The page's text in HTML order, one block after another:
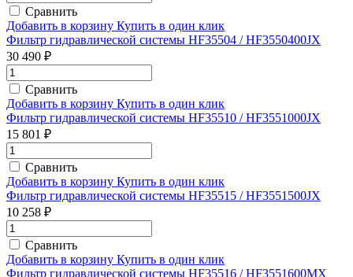
Сравнить
Добавить в корзину Купить в один клик
Фильтр гидравлической системы HF35504 / HF3550400JX
30 490 ₽
Сравнить
Добавить в корзину Купить в один клик
Фильтр гидравлической системы HF35510 / HF3551000JX
15 801 ₽
Сравнить
Добавить в корзину Купить в один клик
Фильтр гидравлической системы HF35515 / HF3551500JX
10 258 ₽
Сравнить
Добавить в корзину Купить в один клик
Фильтр гидравлической системы HF35516 / HF3551600MX